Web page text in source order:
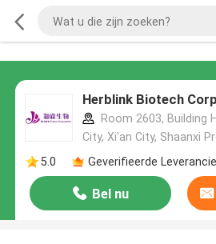
Herblink Biotech
Room 2603, Building
City, Xi'an City, Shaanxi
5.0
Geverifieerde
Bel nu